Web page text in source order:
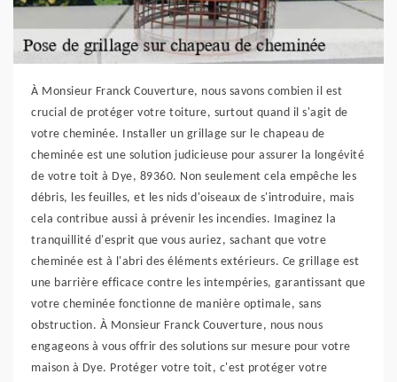
À Monsieur Franck Couverture, nous savons combien il est
crucial de protéger votre toiture, surtout quand il s'agit de
votre cheminée. Installer un grillage sur le chapeau de
cheminée est une solution judicieuse pour assurer la longévité
de votre toit à Dye, 89360. Non seulement cela empêche les
débris, les feuilles, et les nids d'oiseaux de s'introduire, mais
cela contribue aussi à prévenir les incendies. Imaginez la
tranquillité d'esprit que vous auriez, sachant que votre
cheminée est à l'abri des éléments extérieurs. Ce grillage est
une barrière efficace contre les intempéries, garantissant que
votre cheminée fonctionne de manière optimale, sans
obstruction. À Monsieur Franck Couverture, nous nous
engageons à vous offrir des solutions sur mesure pour votre
maison à Dye. Protéger votre toit, c'est protéger votre